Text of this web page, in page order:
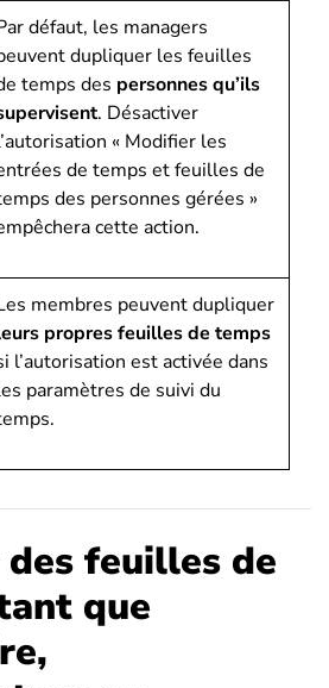
défaut, les managers
dupliquer les feuilles
temps des personnes qu’ils
. Désactiver
« Modifier les
de temps et feuilles de
des personnes gérées »
cette action.
membres peuvent dupliquer
propres feuilles de temps
l’autorisation est activée dans
paramètres de suivi du
feuilles de
que